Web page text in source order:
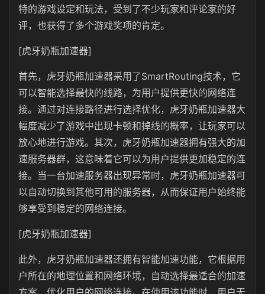
特的游戏设定和玩法，受到了不少玩家和评论家的好
评，也获得了多个游戏奖项的肯定。
[虎牙奶瓶加速器]
首先，虎牙奶瓶加速器采用了SmartRouting技术，它
可以智能选择最快的线路，为用户提供更快的网络连
接。通过对连接路径进行选择优化，虎牙奶瓶加速器大
幅度减少了游戏中出现卡顿和掉线的概率，让玩家可以
放心地进行游戏。其次，虎牙奶瓶加速器拥有强大的加
速服务器群，这意味着它可以为用户提供更加稳定的连
接。当一台加速服务器出现异常时，虎牙奶瓶加速器可
以自动切换到其他可用的服务器，从而保证用户始终能
够享受到稳定的网络连接。
[虎牙奶瓶加速器]
此外，虎牙奶瓶加速器还拥有智能加速功能，它根据用
户所在的地理位置和网络环境，自动选择最适合的加速